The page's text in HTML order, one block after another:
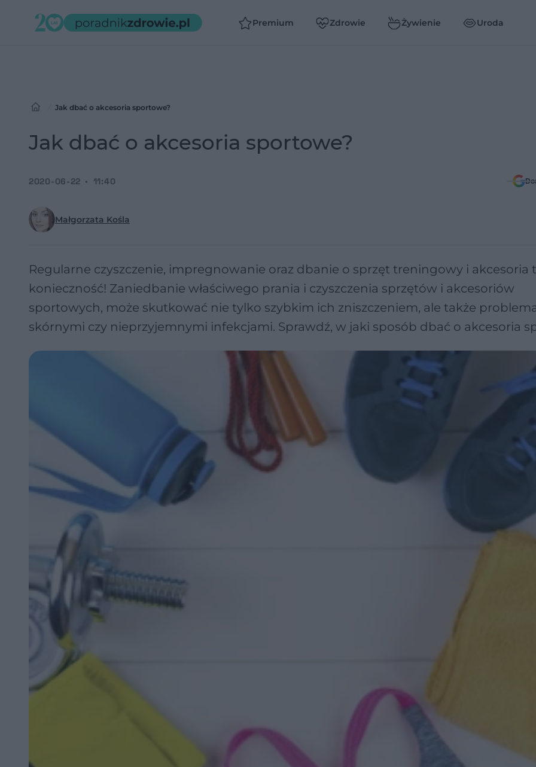
Premium Zdrowie Żywienie Uroda
Jak dbać o akcesoria sportowe?
Jak dbać o akcesoria sportowe?
Małgorzata Kośla
2020-06-22 11:40
Regularne czyszczenie, impregnowanie oraz dbanie o sprzęt treningowy i akcesoria
konieczność! Zaniedbanie właściwego prania i czyszczenia sprzętów i akcesoriów
sportowych, może skutkować nie tylko szybkim ich zniszczeniem, ale także
skórnymi czy nieprzyjemnymi infekcjami. Sprawdź, w jaki sposób dbać o akcesoria